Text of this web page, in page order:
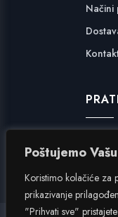
Poštujemo
Koristimo kolačiće za
prikazivanje
"Prihvati sve"
Načini